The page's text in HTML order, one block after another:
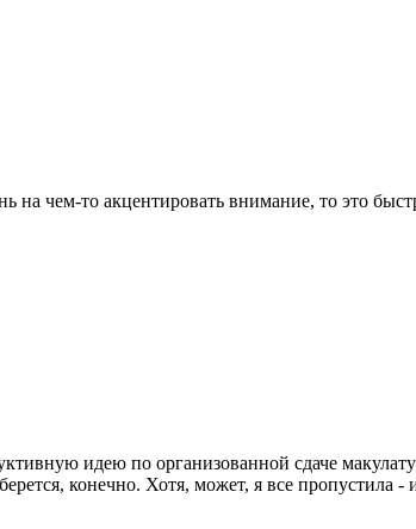
чем-то акцентировать внимание, то это
идею по организованной сдаче
конечно. Хотя, может, я все пропустила -